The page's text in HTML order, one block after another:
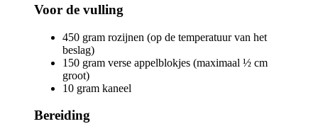
Voor de vulling
450 gram rozijnen (op de temperatuur van het
beslag)
150 gram verse appelblokjes (maximaal ½ cm
groot)
10 gram kaneel
Bereiding